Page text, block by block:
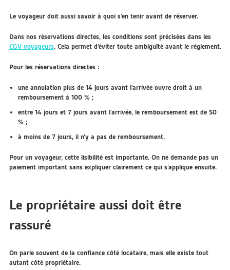
Le voyageur doit aussi savoir à quoi s’en tenir avant de réserver.
Dans nos réservations directes, les conditions sont précisées dans les
CGV voyageurs. Cela permet d’éviter toute ambiguïté avant le règlement.
Pour les réservations directes :
une annulation plus de 14 jours avant l’arrivée ouvre droit à un
remboursement à 100 % ;
entre 14 jours et 7 jours avant l’arrivée, le remboursement est de 50
% ;
à moins de 7 jours, il n’y a pas de remboursement.
Pour un voyageur, cette lisibilité est importante. On ne demande pas un
paiement important sans expliquer clairement ce qui s’applique ensuite.
Le propriétaire aussi doit être
rassuré
On parle souvent de la confiance côté locataire, mais elle existe tout
autant côté propriétaire.